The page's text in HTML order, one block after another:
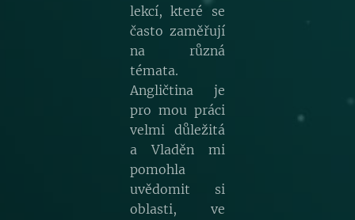
lekcí, které se
často zaměřují
na různá
témata.
Angličtina je
pro mou práci
velmi důležitá
a Vladěn mi
pomohla
uvědomit si
oblasti, ve